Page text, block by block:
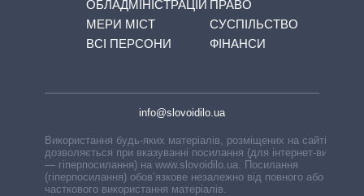
ОБЛАДМІНІСТРАЦІЙ
МЕРИ МІСТ
ВСІ ПЕРСОНИ
ПРАВО
СУСПІЛЬСТВО
ФІНАНСИ
info@slovoidilo.ua
Використання будь-яких матеріалів, розміщених на сайті,
дозволяється при вказуванні посилання (для інтернет-видань
— гіперпосилання) на www.slovoidilo.ua. Посилання
(гіперпосилання) обов’язкове незалежно від повного або
часткового використання матеріалів.